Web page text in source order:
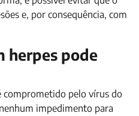
e, por consequência, com
herpes pode
pelo vírus do
impedimento para